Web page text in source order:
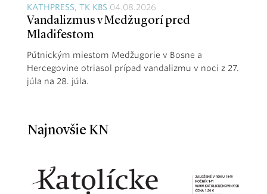
KATHPRESS, TK KBS 04.08.2026
Vandalizmus v Medžugorí pred
Mladifestom
Pútnickým miestom Medžugorie v Bosne a
Hercegovine otriasol prípad vandalizmu v noci z 27.
júla na 28. júla.
Najnovšie KN